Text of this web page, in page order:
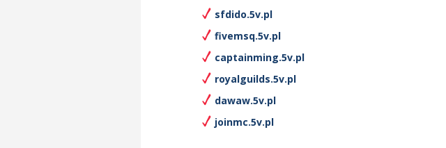
sfdido.5v.pl
fivemsq.5v.pl
captainming.5v.pl
royalguilds.5v.pl
dawaw.5v.pl
joinmc.5v.pl